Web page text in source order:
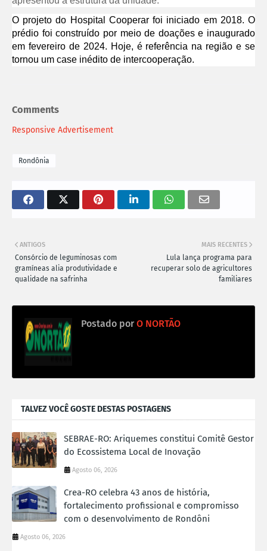
O projeto do Hospital Cooperar foi iniciado em 2018. O
prédio foi construído por meio de doações e inaugurado
em fevereiro de 2024. Hoje, é referência na região e se
tornou um case inédito de intercooperação.
Comments
Responsive Advertisement
Rondônia
MAIS RECENTES
Lula lança programa para
recuperar solo de agricultores
familiares
ANTIGOS
Consórcio de leguminosas com
gramíneas alia produtividade e
qualidade na safrinha
Postado por O NORTÃO
TALVEZ VOCÊ GOSTE DESTAS POSTAGENS
SEBRAE-RO: Ariquemes constitui Comitê Gestor
do Ecossistema Local de Inovação
Agosto 06, 2026
Crea-RO celebra 43 anos de história,
fortalecimento profissional e compromisso
com o desenvolvimento de Rondôni
Agosto 06, 2026